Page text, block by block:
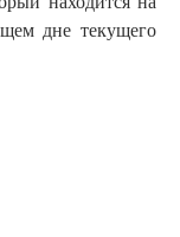
дне текущего